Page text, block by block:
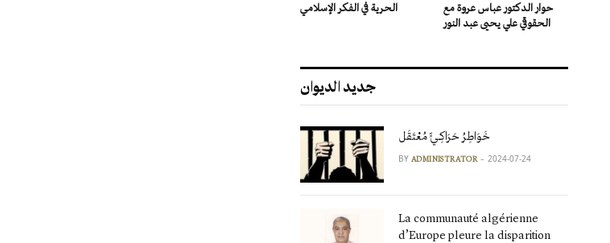
الحرية في الفكر الإسلامي
حوار الدكتور عباس عروة مع
الحقوقي علي يحيى عبد النور
جديد الديوان
خَوَاطِرُ حَرَاكِـيٍّ مُعْتَقَل
BY ADMINISTRATOR 2024-07-24
La communauté algérienne
d’Europe pleure la disparition